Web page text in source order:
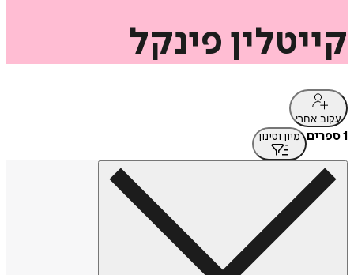
קייטלין פינקל
עקוב אחרי
1 ספרים מיון וסינון